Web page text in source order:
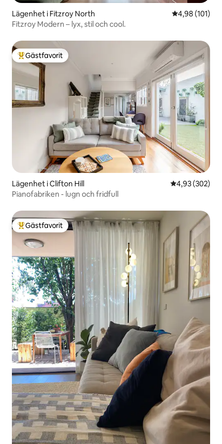
Lägenhet i Fitzroy North 4,98 av 5 i
4,98 (101)
Fitzroy Modern – lyx, stil och cool.
Populär gästfavorit
Gästfavorit
Lägenhet i Clifton Hill 4,93 av 5 i
4,93 (302)
Pianofabriken - lugn och fridfull
Populär gästfavorit
Gästfavorit